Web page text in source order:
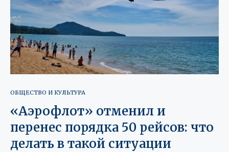
ОБЩЕСТВО И КУЛЬТУРА
«Аэрофлот» отменил и
перенес порядка 50 рейсов: что
делать в такой ситуации